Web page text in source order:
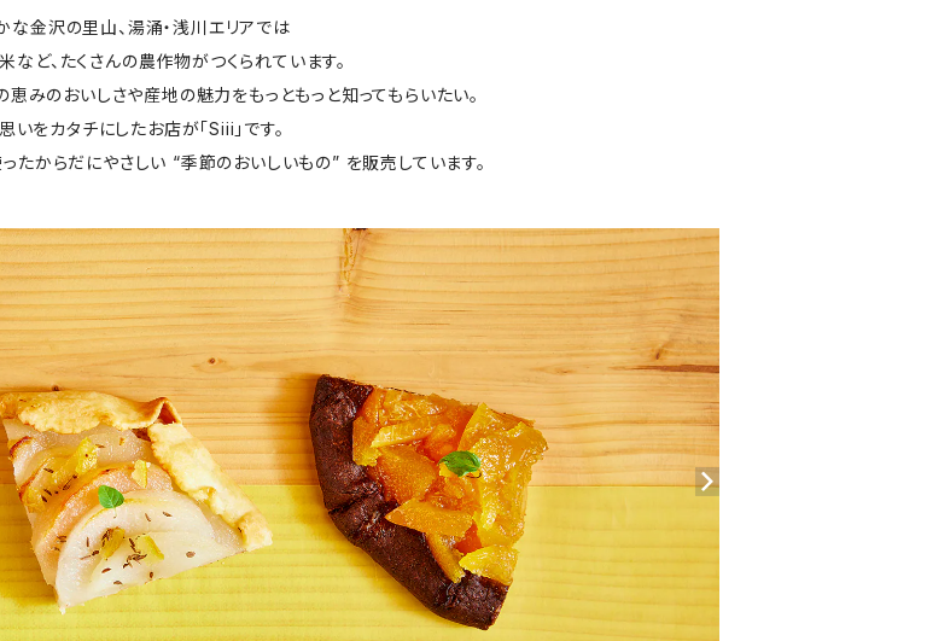
な金沢の里山、湯涌・浅川エリアでは
など、たくさんの農作物がつくられています。
みのおいしさや産地の魅力をもっともっと知ってもらいたい。
いをカタチにしたお店が「Siii」です。
たからだにやさしい “季節のおいしいもの” を販売しています。